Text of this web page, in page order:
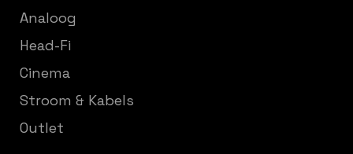
Analoog
Head-Fi
Cinema
Stroom & Kabels
Outlet